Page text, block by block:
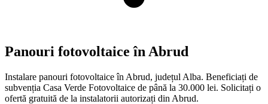
Panouri fotovoltaice în Abrud
Instalare panouri fotovoltaice în Abrud, județul Alba. Beneficiați de
subvenția Casa Verde Fotovoltaice de până la 30.000 lei. Solicitați o
ofertă gratuită de la instalatorii autorizați din Abrud.